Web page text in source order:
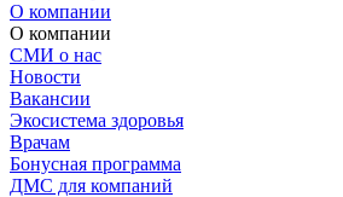
О компании
О компании
СМИ о нас
Новости
Вакансии
Экосистема здоровья
Врачам
Бонусная программа
ДМС для компаний